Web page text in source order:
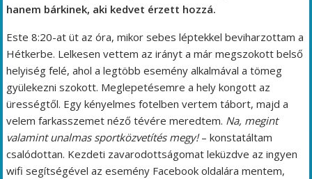
hanem bárkinek, aki kedvet érzett hozzá.
Este 8:20-at üt az óra, mikor sebes léptekkel beviharzottam a
Hétkerbe. Lelkesen vettem az irányt a már megszokott belső
helyiség felé, ahol a legtöbb esemény alkalmával a tömeg
gyülekezni szokott. Meglepetésemre a hely kongott az
ürességtől. Egy kényelmes fotelben vertem tábort, majd a
velem farkasszemet néző tévére meredtem. Na, megint
valamint unalmas sportközvetítés megy!– konstatáltam
csalódottan. Kezdeti zavarodottságomat leküzdve az ingyen
wifi segítségével az esemény Facebook oldalára mentem,